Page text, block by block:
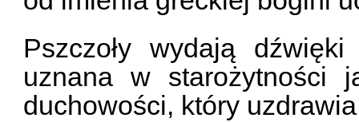
Pszczoły wydają
uznana w starożytności
duchowości, który